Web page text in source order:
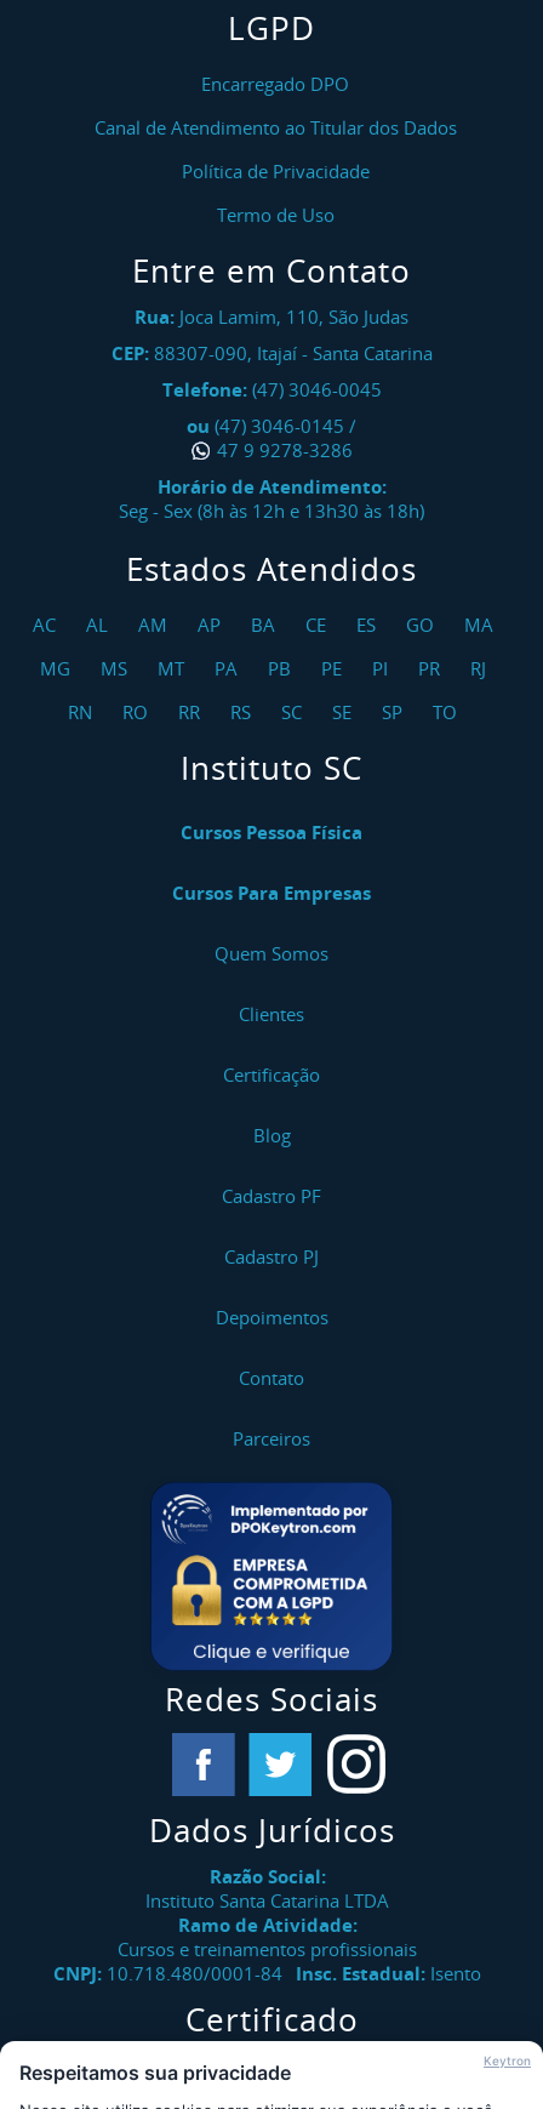
LGPD
Encarregado DPO
Canal de Atendimento ao Titular dos Dados
Política de Privacidade
Termo de Uso
Entre em Contato
Rua: Joca Lamim, 110, São Judas
CEP: 88307-090, Itajaí- Santa Catarina
Telefone: (47) 3046-0045
ou (47) 3046-0145 /
47 9 9278-3286
Horário de Atendimento:
Seg - Sex (8h às 12h e 13h30 às 18h)
Estados Atendidos
AC AL AM AP BA CE ES GO
MA
MG
MS MT PA PB PE PI PR
RJ
RN
RO RR RS SC SE SP TO
Instituto SC
Cursos Pessoa Física
Cursos Para Empresas
Quem Somos
Clientes
Certificação
Blog
Cadastro PF
Cadastro PJ
Depoimentos
Contato
Parceiros
Redes Sociais
Dados Jurídicos
Razão Social:
Instituto Santa Catarina LTDA
Ramo de Atividade:
Cursos e treinamentos profissionais
CNPJ: 10.718.480/0001-84 Insc. Estadual: Isento
Certificado
Verifique a autenticidade de certificados emitidos pelo
Instituto Santa Catarina.
Keytron
Respeitamos sua privacidade